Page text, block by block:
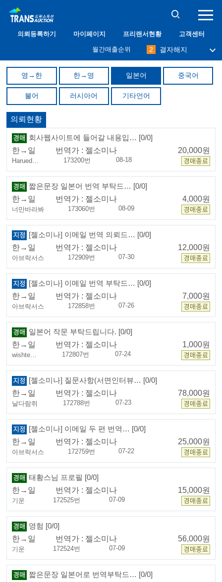
의뢰등록하기 마이페이지 프리랜서현황 고객센터
월간매출순위
10 프리맨
2
결자해지
3
나무사랑
4
immodium
6
abang
7
8
케니
1
영→한 한→영 일본어 중국어
불어 러시아어 기타언어
의뢰현황
회사웹사이트에 들어갈 내용입… [0/0]
한→일
번역가 : 젤소미나 20,000원
Harued… 173200번 08-18
짧은문장 일본어 번역 부탁드… [0/0]
한→일
번역가 : 젤소미나 4,000원
너만바라봐 173060번 08-09
[젤소미나] 이메일 번역 의뢰드… [0/0]
한→일
번역가 : 젤소미나 12,000원
아브락서스 172909번 07-30
[젤소미나] 이메일 번역 부탁드… [0/0]
한→일
번역가 : 젤소미나 7,000원
아브락서스 172858번 07-26
일본어 작문 부탁드립니다. [0/0]
한→일
번역가 : 젤소미나 1,000원
wishte… 172807번 07-24
[젤소미나] 질문사항(서면인터뷰… [0/0]
한→일
번역가 : 젤소미나 78,000원
날다람쥐 172788번 07-23
[젤소미나] 이메일 두 편 번역… [0/0]
한→일
번역가 : 젤소미나 25,000원
아브락서스 172759번 07-22
태황스님 프로필 [0/0]
한→일
번역가 : 젤소미나 15,000원
기운 172525번 07-09
영험 [0/0]
한→일
번역가 : 젤소미나 56,000원
기운 172524번 07-09
짧은문장 일본어로 번역부탁드… [0/0]